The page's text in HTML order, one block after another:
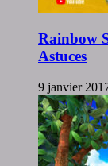
Rainbow
Astuces
9 janvier